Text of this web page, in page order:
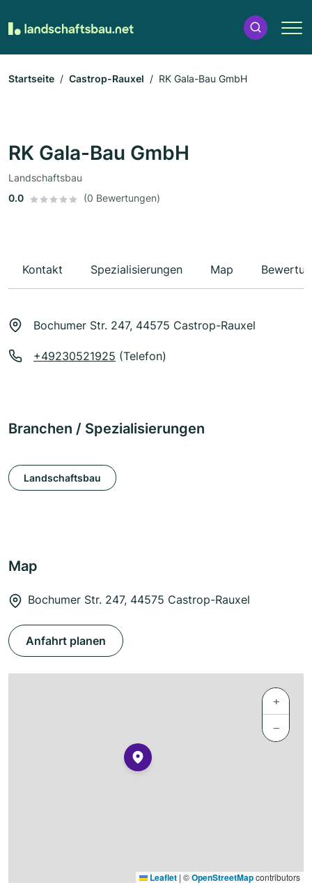
Startseite Castrop-Rauxel RK Gala-Bau GmbH
RK Gala-Bau GmbH
Landschaftsbau
0.0
(0 Bewertungen)
Kontakt Spezialisierungen Map
Bochumer Str. 247, 44575 Castrop-Rauxel
+49230521925 (Telefon)
Branchen / Spezialisierungen
Landschaftsbau
Map
Bochumer Str. 247, 44575 Castrop-Rauxel
Anfahrt planen
+
−
Leaflet | ©OpenStreetMapcontributors